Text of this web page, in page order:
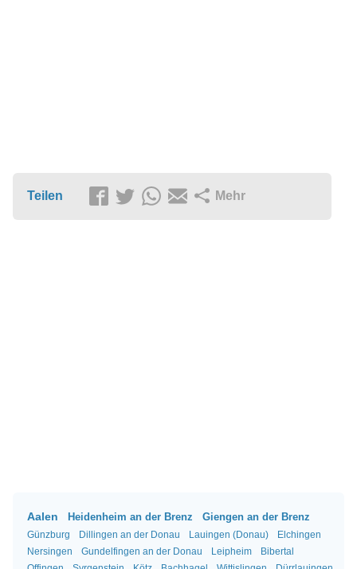
Teilen Mehr
Aalen Heidenheim an der Brenz Giengen an der Brenz
Günzburg Dillingen an der Donau Lauingen (Donau)
Elchingen
Nersingen
Gundelfingen an der Donau Leipheim
Bibertal